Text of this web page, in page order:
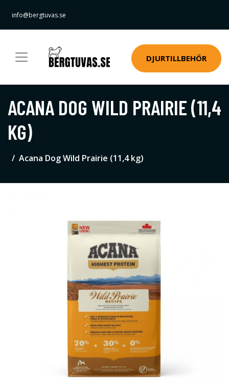
info@bergtuvas.se
DJURTILLBEHÖR
ACANA DOG WILD PRAIRIE (11,4
KG)
Acana Dog Wild Prairie (11,4 kg)